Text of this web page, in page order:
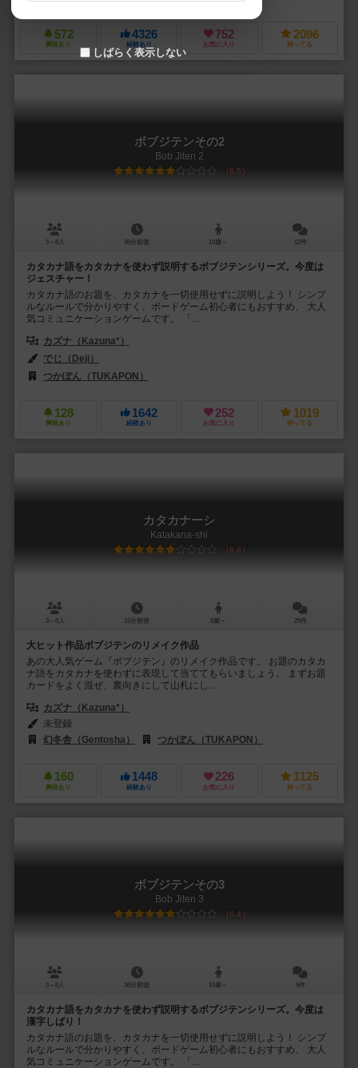
572
興味あり
4326
経験あり
752
お気に入り
2096
持ってる
ボブジテンその2
Bob Jiten 2
6.5
3～8人 30分前後 10歳～ 12件
カタカナ語をカタカナを使わず説明するボブジテンシリーズ。今度は
ジェスチャー！
カタカナ語のお題を、カタカナを一切使用せずに説明しよう！ シンプ
ルなルールで分かりやすく、ボードゲーム初心者にもおすすめ、 大人
気コミュニケーションゲームです。 「...
カズナ（Kazuna*）
でじ（Deji）
つかぽん（TUKAPON）
128
興味あり
1642
経験あり
252
お気に入り
1019
持ってる
カタカナーシ
Katakana-shi
6.6
3～8人 15分前後 8歳～ 29件
大ヒット作品ボブジテンのリメイク作品
あの大人気ゲーム『ボブジテン』のリメイク作品です。 お題のカタカ
ナ語をカタカナを使わずに表現して当ててもらいましょう。 まずお題
カードをよく混ぜ、裏向きにして山札にし...
カズナ（Kazuna*）
未登録
幻冬舎（Gentosha）
つかぽん（TUKAPON）
160
興味あり
1448
経験あり
226
お気に入り
1125
持ってる
ボブジテンその3
Bob Jiten 3
6.4
3～8人 30分前後 10歳～ 9件
カタカナ語をカタカナを使わず説明するボブジテンシリーズ。今度は
漢字しばり！
カタカナ語のお題を、カタカナを一切使用せずに説明しよう！ シンプ
ルなルールで分かりやすく、ボードゲーム初心者にもおすすめ、 大人
気コミュニケーションゲームです。 「...
しばらく表示しない